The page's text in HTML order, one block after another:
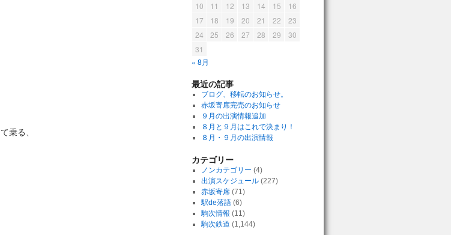
乗る、
10
11 12 13 14 15
16
17
18 19 20 21 22
23
24
25 26 27 28 29
30
31
« 8月
最近の記事
ブログ、移転のお知らせ。
赤坂寄席完売のお知らせ
９月の出演情報追加
８月と９月はこれで決まり！
８月・９月の出演情報
カテゴリー
ノンカテゴリー (4)
出演スケジュール(227)
赤坂寄席(71)
駅de落語(6)
駒次情報 (11)
駒次鉄道 (1,144)